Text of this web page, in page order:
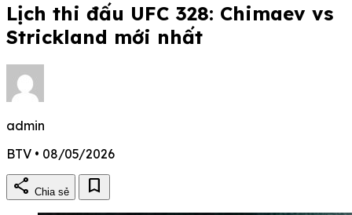
Lịch thi đấu UFC 328: Chimaev vs
Strickland mới nhất
admin
BTV • 08/05/2026
share Chia sẻ bookmark